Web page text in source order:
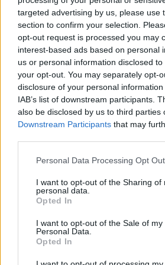
targeted advertising by us, please use
section to confirm your selection.
opt-out request is processed you may
interest-based ads based on personal
us or personal information disclosed
your opt-out. You may separately opt-
disclosure of your personal
IAB’s list of downstream participants.
also be disclosed by us to third parties
Downstream Participants that may
Please note that this website/app uses
not limited to your visit or usage
grant or deny consent to Google and
use your data for below specified
consent section.
Personal Data Processing Opt
I want to opt-out of the Sharing of
personal data.
Opted In
I want to opt-out of the Sale of my
Personal Data.
Opted In
derzeit an vier Schulen in der Hauptstadt
Újpest, eine in Kőbánya und eine in
Rahmen der Initiative hat die Stadt Schilder,
Straßenmarkierungen, “Kiss & Go”-
verkehrsberuhigende Infrastruktur installiert.
Mehr Studenten zu Fuß oder mit dem
Laut BKK-Sprecher Bendegúz Kovács
Schulstraßen nicht nur die
ermutigen auch mehr Schüler, zu Fuß oder
zur Schule zu gehen. Ziel ist es, die Eltern
abzubringen, das Auto als die einzige
Schulen können sich bewerben
Die BKK ruft Schulen in ganz Budapest
das Programm zu bewerben.
deutlich signalisieren, dass in diesen
Aufmerksamkeit erforderlich ist.